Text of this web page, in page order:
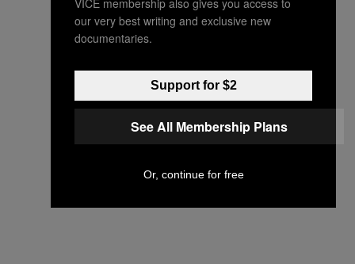
our very best writing and exclusive new
documentaries.
Support for $2
See All Membership Plans
Or, continue for free